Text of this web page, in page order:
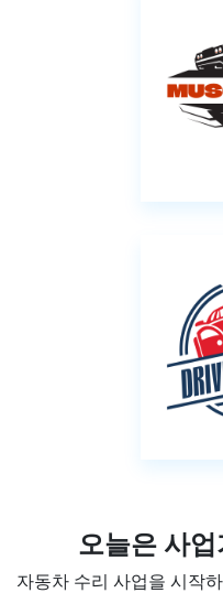
오늘은 사
자동차 수리 사업을 시작